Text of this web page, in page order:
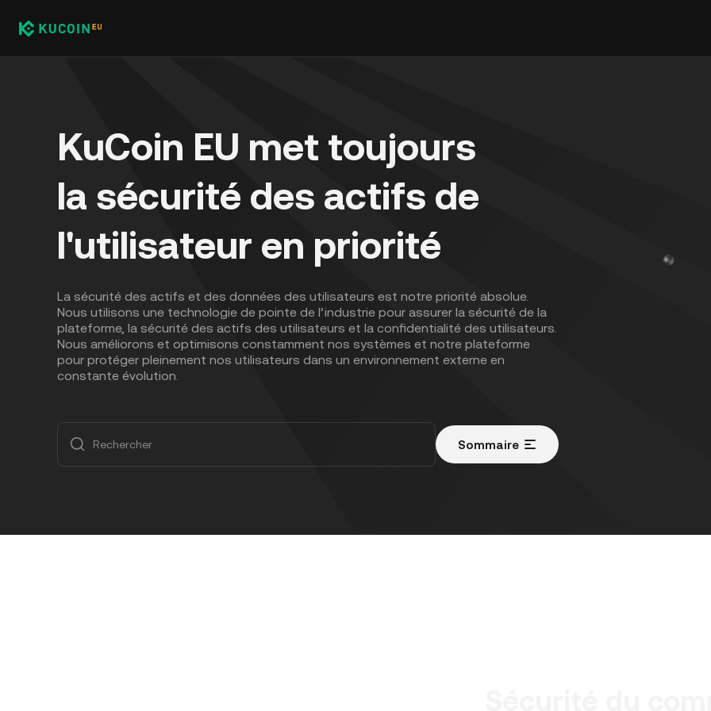
KuCoin EU met toujours
la sécurité des actifs de
l'utilisateur en priorité
La sécurité des actifs et des données des utilisateurs est notre priorité absolue.
Nous utilisons une technologie de pointe de l’industrie pour assurer la sécurité de la
plateforme, la sécurité des actifs des utilisateurs et la confidentialité des utilisateurs.
Nous améliorons et optimisons constamment nos systèmes et notre plateforme
pour protéger pleinement nos utilisateurs dans un environnement externe en
constante évolution.
Sommaire